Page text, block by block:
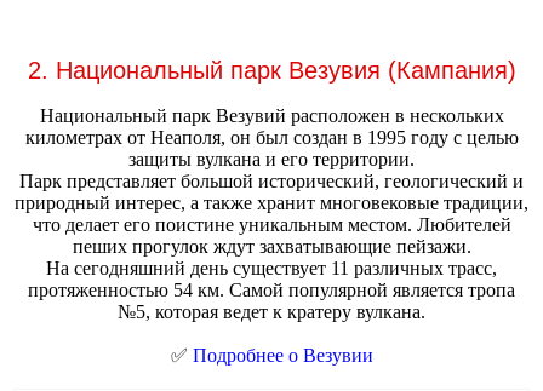
2. Национальный парк Везувия (Кампания)
Национальный парк Везувий расположен в нескольких
километрах от Неаполя, он был создан в 1995 году с целью
защиты вулкана и его территории.
Парк представляет большой исторический, геологический и
природный интерес, а также хранит многовековые традиции,
что делает его поистине уникальным местом. Любителей
пеших прогулок ждут захватывающие пейзажи.
На сегодняшний день существует 11 различных трасс,
протяженностью 54 км. Самой популярной является тропа
№5, которая ведет к кратеру вулкана.
✅ Подробнее о Везувии